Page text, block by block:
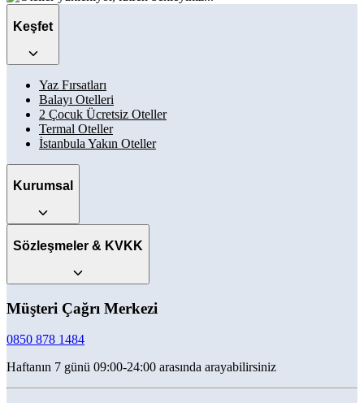
Keşfet
Yaz Fırsatları
Balayı Otelleri
2 Çocuk Ücretsiz Oteller
Termal Oteller
İstanbula Yakın Oteller
Kurumsal
Sözleşmeler & KVKK
Müşteri Çağrı Merkezi
0850 878 1484
Haftanın 7 günü 09:00-24:00 arasında arayabilirsiniz